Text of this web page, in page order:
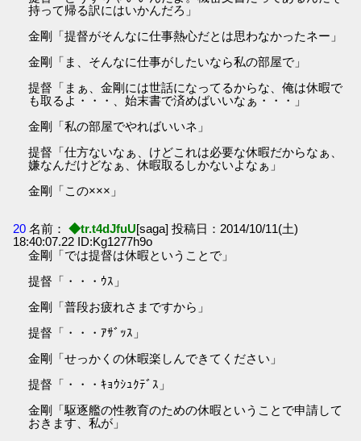
持って帰る訳にはいかんだろ」
金剛「提督がそんなに仕事熱心だとは思わなかったネー」
金剛「ま、そんなに仕事がしたいなら私の部屋で」
提督「まぁ、金剛には世話になってるからな、俺は休暇で
も取るよ・・・、始末書で済めばいいなぁ・・・」
金剛「私の部屋でやればいいネ」
提督「仕方ないなぁ、けどこれは必要な休暇だからなぁ、
嫌なんだけどなぁ、休暇取るしかないよなぁ」
金剛「この×××」
20 名前： ◆tr.t4dJfuU[saga] 投稿日：2014/10/11(土)
18:40:07.22 ID:Kg1277h9o
金剛「では提督は休暇ということで」
提督「・・・ｳｽ」
金剛「普段お疲れさまですから」
提督「・・・ｱｻﾞｯｽ」
金剛「せっかくの休暇楽しんできてください」
提督「・・・ｷｮｳｼｭｸﾃﾞｽ」
金剛「駆逐艦の性教育のための休暇ということで申請して
おきます、私が」